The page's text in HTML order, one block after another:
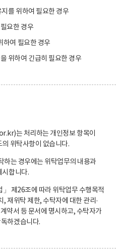
를 위하여 필요한 경우
요한 경우
하여 필요한 경우
위하여 긴급히 필요한 경우
는 처리하는 개인정보 항목이
위탁사항이 없습니다.
하는 경우에는 위탁업무의 내용과
시합니다.
제26조에 따라 위탁업무 수행목적
재위탁 제한, 수탁자에 대한 관리·
약서 등 문서에 명시하고, 수탁자가
하겠습니다.